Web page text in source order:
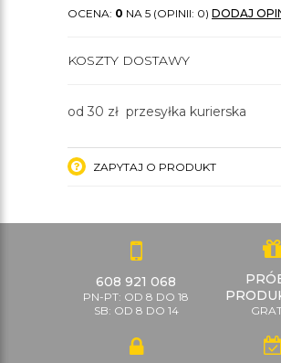
OCENA: 0 NA 5 (OPINII: 0) DODAJ
KOSZTY DOSTAWY
od 30 zł przesyłka kurierska
ZAPYTAJ O PRODUKT
608 921 068
PN-PT: OD 8 DO 18
SB: OD 8 DO 14